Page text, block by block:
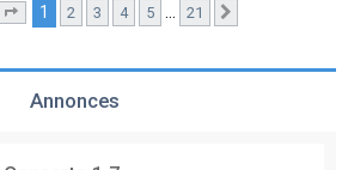
Page sur21
1 2 3 4 5 … 21
Annonces